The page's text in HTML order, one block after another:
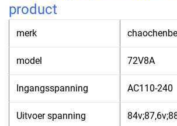
product
merk
model 72V8A
Ingangsspanning AC110-240
Uitvoer spanning